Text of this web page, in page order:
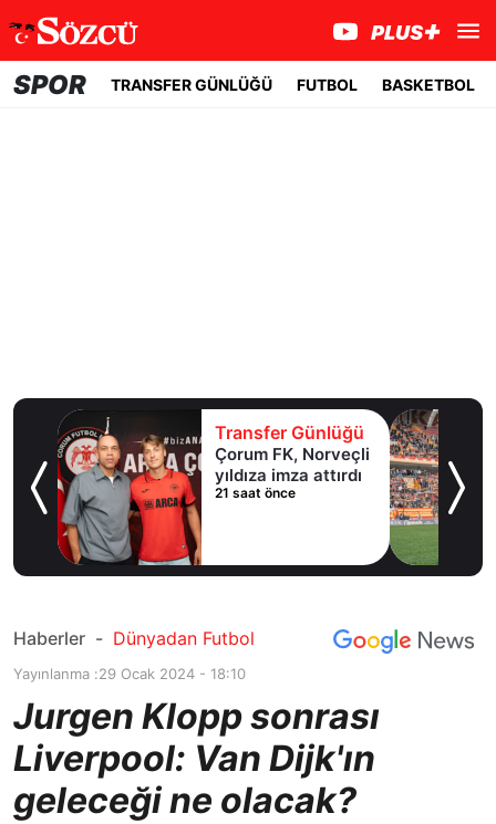
SPOR TRANSFER GÜNLÜĞÜ FUTBOL BASKETBOL
Transfer Günlüğü
Çorum FK, Norveçli
yıldıza imza attırdı
21 saat önce
Haberler - Dünyadan Futbol
Yayınlanma :29 Ocak 2024 - 18:10
Jurgen Klopp sonrası
Liverpool: Van Dijk'ın
geleceği ne olacak?